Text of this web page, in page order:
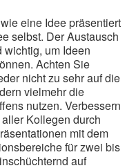
eine Idee präsentiert
selbst. Der Austausch
wichtig, um Ideen
Achten Sie
nicht zu sehr auf die
vielmehr die
nutzen. Verbessern
Kollegen durch
mit dem
für zwei bis
auf